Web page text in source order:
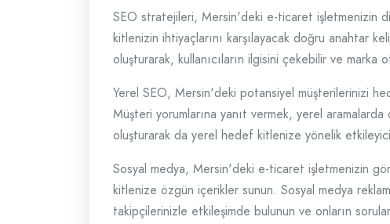
SEO stratejileri, Mersin'deki e-ticaret işletmenizin
kitlenizin ihtiyaçlarını karşılayacak doğru anahtar
oluşturarak, kullanıcıların ilgisini çekebilir ve marka
Yerel SEO, Mersin'deki potansiyel müşterilerinizi
Müşteri yorumlarına yanıt vermek, yerel
oluşturarak da yerel hedef kitlenize yönelik
Sosyal medya, Mersin'deki e-ticaret işletmenizin
kitlenize özgün içerikler sunun. Sosyal medya
takipçilerinizle etkileşimde bulunun ve onların